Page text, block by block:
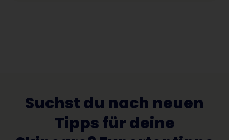
Suchst du nach neuen
Tipps für deine